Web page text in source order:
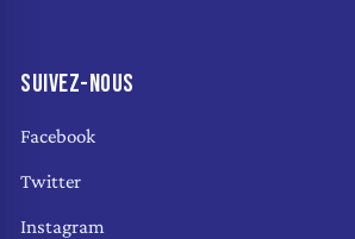
SUIVEZ-NOUS
Facebook
Twitter
Instagram